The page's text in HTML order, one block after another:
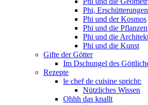
Phi,
Phi und der Kosmos
Phi und die Pflanzen
Phi und die
Phi und die Kunst
Gifte der Götter
Im Dschungel des
Rezepte
le chef de cuisine spricht:
Nützliches Wissen
Ohhh das knallt